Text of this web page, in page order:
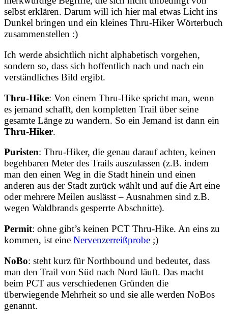
selbst erklären. Darum will ich hier mal etwas Licht ins
Dunkel bringen und ein kleines Thru-Hiker Wörterbuch
zusammenstellen :)
Ich werde absichtlich nicht alphabetisch vorgehen,
sondern so, dass sich hoffentlich nach und nach ein
verständliches Bild ergibt.
Thru-Hike: Von einem Thru-Hike spricht man, wenn
es jemand schafft, den kompletten Trail über seine
gesamte Länge zu wandern. So ein Jemand ist dann ein
Thru-Hiker.
Puristen: Thru-Hiker, die genau darauf achten, keinen
begehbaren Meter des Trails auszulassen (z.B. indem
man den einen Weg in die Stadt hinein und einen
anderen aus der Stadt zurück wählt und auf die Art eine
oder mehrere Meilen auslässt – Ausnahmen sind z.B.
wegen Waldbrands gesperrte Abschnitte).
Permit: ohne gibt’s keinen PCT Thru-Hike. An eins zu
kommen, ist eine Nervenzerreißprobe ;)
NoBo: steht kurz für Northbound und bedeutet, dass
man den Trail von Süd nach Nord läuft. Das macht
beim PCT aus verschiedenen Gründen die
überwiegende Mehrheit so und sie alle werden NoBos
genannt.